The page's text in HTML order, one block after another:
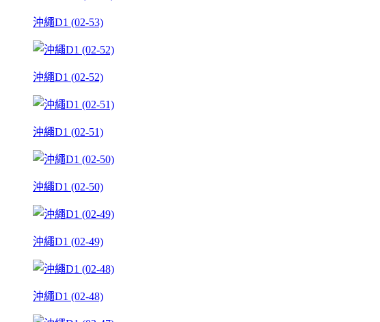
沖繩D1 (02-53)
沖繩D1 (02-52)
沖繩D1 (02-51)
沖繩D1 (02-50)
沖繩D1 (02-49)
沖繩D1 (02-48)